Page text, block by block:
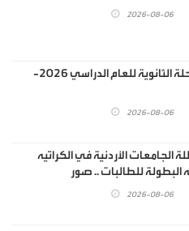
2026-08-06
أسعار كتب المرحلة الثانوية للعام الدراسي 2026-
2026-08-06
الجامعات الأردنية في الكراتيه
للطالبات .. صور
2026-08-06